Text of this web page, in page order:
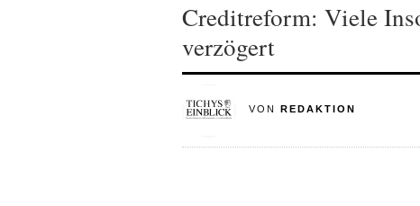
Creditreform: Viele
verzögert
VON REDAKTION